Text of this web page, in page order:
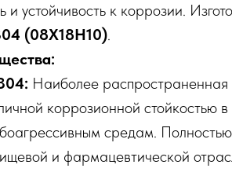
устойчивость к коррозии.
(08Х18Н10).
Наиболее
коррозионной стойкостью
средам.
и фармацевтической